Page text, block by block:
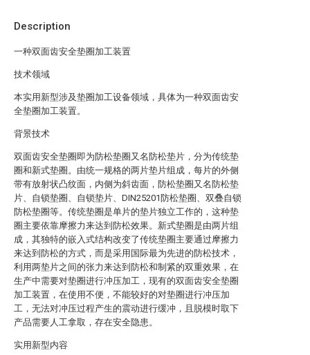
Description
一种双面齿安全垫圈加工装置
技术领域
本实用新型涉及垫圈加工设备领域，具体为一种双面齿安
全垫圈加工装置。
背景技术
双面齿安全垫圈即为防松垫圈又名防松垫片，分为传统垫
圈和新式垫圈。由统一规格的两片垫片组成，每片的外侧
带有放射状凸纹面，内侧为斜齿面，防松垫圈又名防松垫
片、自锁垫圈、自锁垫片、DIN25201防松垫圈、双叠自锁
防松垫圈等。传统垫圈是单片的垫片独立工作的，这种垫
圈主要依靠摩擦力来达到防松效果。新式垫圈是由两片组
成，其独特的嵌入式结构改变了传统垫圈主要通过摩擦力
来达到防松的方式，而是采用国际最为先进的防松技术，
利用两垫片之间的张力来达到防松和制紧的双重效果，在
生产中需要对垫圈进行冲压加工，现有的双面齿安全垫圈
加工装置，在使用不便，不能较好的对垫圈进行冲压加
工，无法对冲压过程产生的震动进行缓冲，且脱模时取下
产品需要人工拿取，存在安全隐患。
实用新型内容